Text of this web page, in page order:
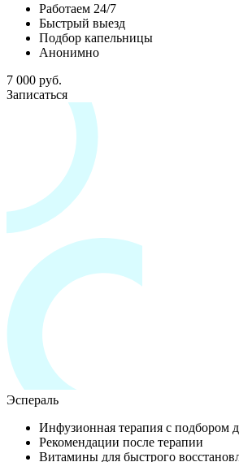
Работаем 24/7
Быстрый выезд
Подбор капельницы
Анонимно
7 000 руб.
Записаться
Эспераль
Инфузионная терапия с подбором
Рекомендации после терапии
Витамины для быстрого